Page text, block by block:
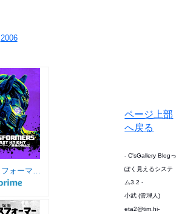
2006
トランスフォーマー／最後の騎士王
ページ上部
へ戻る
- C'sGallery Blogっ
ぽく見えるシステ
ム3.2 -
小武 (管理人)
eta2@tim.hi-